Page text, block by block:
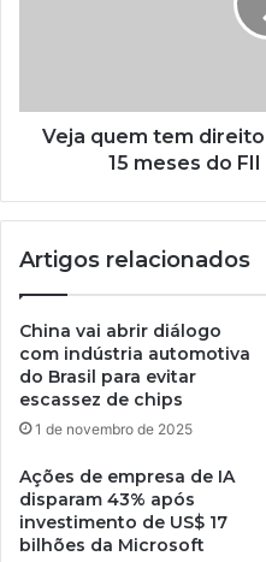
Veja quem tem
15 meses do
Artigos relacionados
China vai abrir diálogo
com indústria automotiva
do Brasil para evitar
escassez de chips
1 de novembro de 2025
Ações de empresa de IA
disparam 43% após
investimento de US$ 17
bilhões da Microsoft